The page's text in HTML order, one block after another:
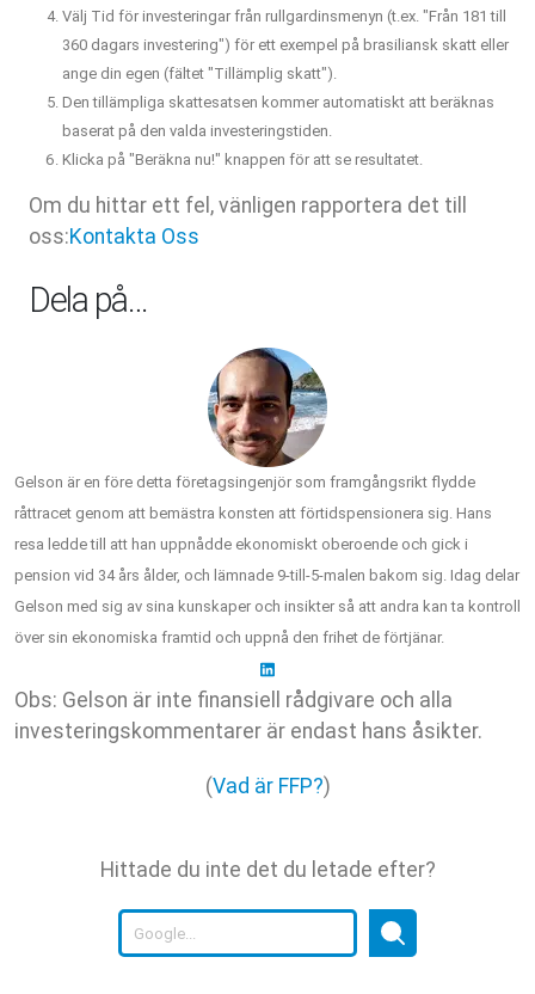
Välj Tid för investeringar från rullgardinsmenyn (t.ex. "Från 181 till
360 dagars investering") för ett exempel på brasiliansk skatt eller
ange din egen (fältet "Tillämplig skatt").
Den tillämpliga skattesatsen kommer automatiskt att beräknas
baserat på den valda investeringstiden.
Klicka på "Beräkna nu!" knappen för att se resultatet.
Om du hittar ett fel, vänligen rapportera det till
oss:Kontakta Oss
Dela på…
Gelson är en före detta företagsingenjör som framgångsrikt flydde
råttracet genom att bemästra konsten att förtidspensionera sig. Hans
resa ledde till att han uppnådde ekonomiskt oberoende och gick i
pension vid 34 års ålder, och lämnade 9-till-5-malen bakom sig. Idag delar
Gelson med sig av sina kunskaper och insikter så att andra kan ta kontroll
över sin ekonomiska framtid och uppnå den frihet de förtjänar.
Obs: Gelson är inte finansiell rådgivare och alla
investeringskommentarer är endast hans åsikter.
(Vad är FFP?)
Hittade du inte det du letade efter?